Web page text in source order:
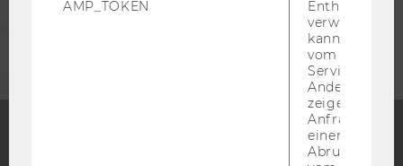
AMP_TOKEN
Enthält ein
verwendet
kann, um
vom AMP-
Service
Andere
zeigen Opt-
Anfrage im
einen Fehler
Abrufen